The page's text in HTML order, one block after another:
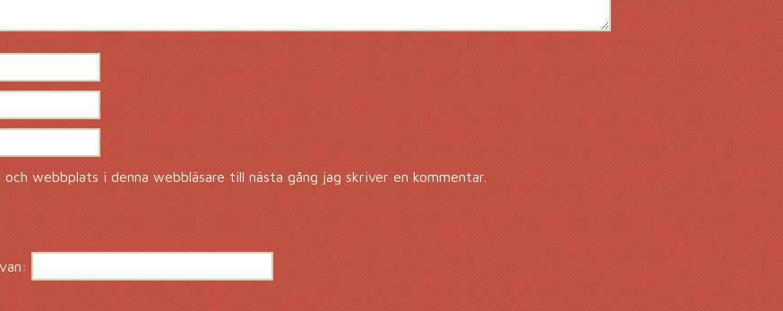
webbplats i denna webbläsare till nästa gång jag skriver en kommentar.